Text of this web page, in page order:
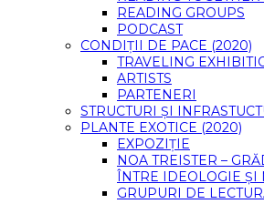
READING GROUPS
PODCAST
CONDIȚII DE PACE (2020)
TRAVELING
ARTISTS
PARTENERI
STRUCTURI ȘI
PLANTE EXOTICE (2020)
EXPOZIȚIE
NOA TREISTER –
ÎNTRE IDEOLOGIE ȘI
GRUPURI DE